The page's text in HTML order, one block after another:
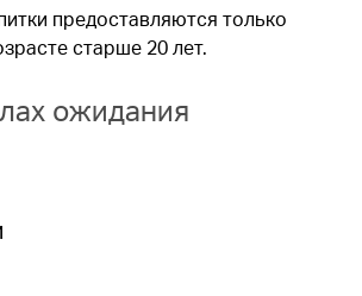
предоставляются только
старше 20 лет.
ожидания